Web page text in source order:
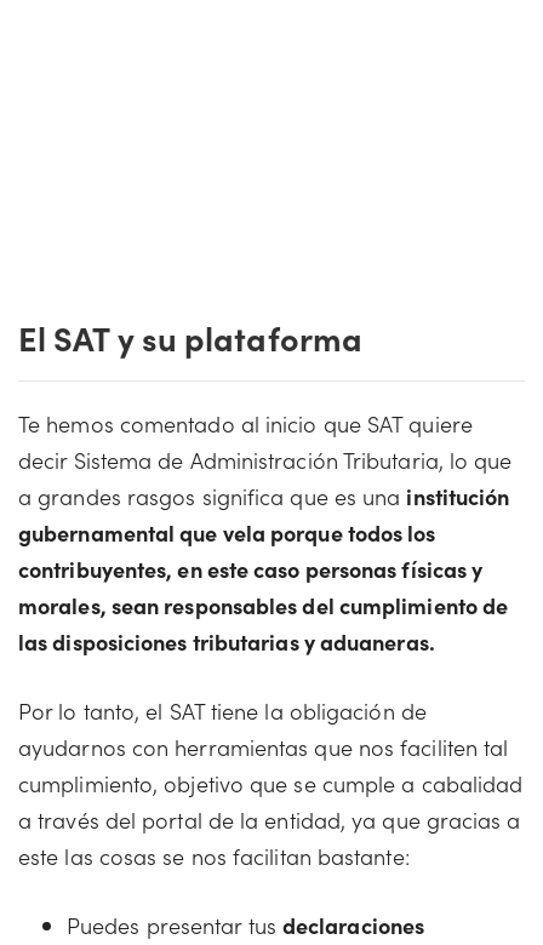
El SAT y su plataforma
Te hemos comentado al inicio que SAT quiere
decir Sistema de Administración Tributaria, lo que
a grandes rasgos significa que es una institución
gubernamental que vela porque todos los
contribuyentes, en este caso personas físicas y
morales, sean responsables del cumplimiento de
las disposiciones tributarias y aduaneras.
Por lo tanto, el SAT tiene la obligación de
ayudarnos con herramientas que nos faciliten tal
cumplimiento, objetivo que se cumple a cabalidad
a través del portal de la entidad, ya que gracias a
este las cosas se nos facilitan bastante:
Puedes presentar tus declaraciones